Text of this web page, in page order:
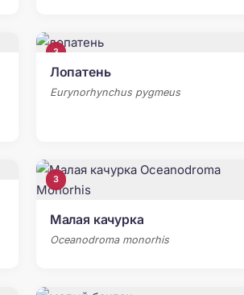
3
Лопатень
Eurynorhynchus pygmeus
3
Малая качурка
Oceanodroma monorhis